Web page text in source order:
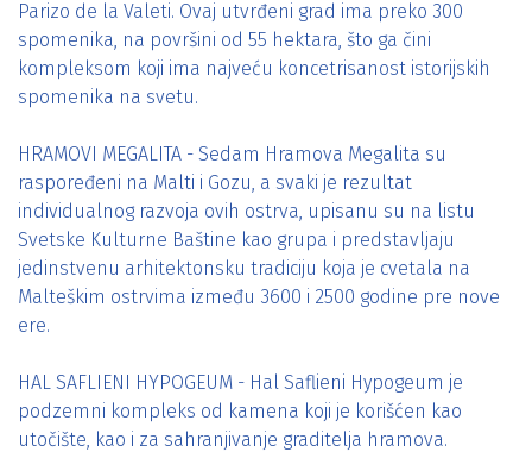
Parizo de la Valeti. Ovaj utvrđeni grad ima preko 300
spomenika, na površini od 55 hektara, što ga čini
kompleksom koji ima najveću koncetrisanost istorijskih
spomenika na svetu.
HRAMOVI MEGALITA - Sedam Hramova Megalita su
raspoređeni na Malti i Gozu, a svaki je rezultat
individualnog razvoja ovih ostrva, upisanu su na listu
Svetske Kulturne Baštine kao grupa i predstavljaju
jedinstvenu arhitektonsku tradiciju koja je cvetala na
Malteškim ostrvima između 3600 i 2500 godine pre nove
ere.
HAL SAFLIENI HYPOGEUM - Hal Saflieni Hypogeum je
podzemni kompleks od kamena koji je korišćen kao
utočište, kao i za sahranjivanje graditelja hramova.